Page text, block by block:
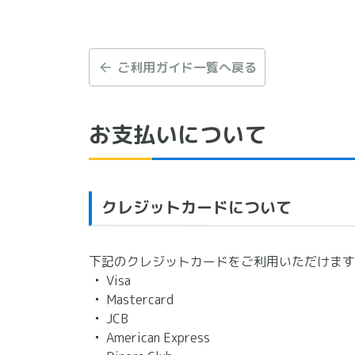
ご利用ガイド一覧へ戻る
お支払いについて
クレジットカードについて
下記のクレジットカードをご利用いただけま
Visa
Mastercard
JCB
American Express